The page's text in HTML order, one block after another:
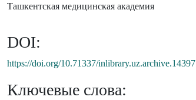
Ташкентская медицинская академия
DOI:
https://doi.org/10.71337/inlibrary.uz.archive.14397
Ключевые слова: